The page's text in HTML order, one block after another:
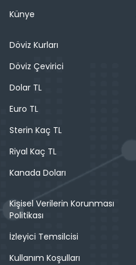
Künye
Döviz Kurları
Döviz Çevirici
Dolar TL
Euro TL
Sterin Kaç TL
Riyal Kaç TL
Kanada Doları
Kişisel Verilerin Korunması
Politikası
İzleyici Temsilcisi
Kullanım Koşulları